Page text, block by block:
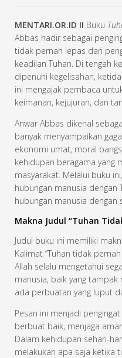
MENTARI.OR.ID II Buku
Abbas hadir sebagai
tidak pernah lepas dari
keadilan Tuhan. Di tengah
dipenuhi kegelisahan,
ini mengajak pembaca
keimanan, kejujuran, dan
Anwar Abbas dikenal
banyak menyampaikan
ekonomi umat, moral
kehidupan beragama yang
masyarakat. Melalui buku
hubungan manusia dengan
hubungan manusia dengan
Makna Judul “Tuhan
Judul buku ini memiliki
Kalimat “Tuhan tidak
Allah selalu mengetahui
manusia, baik yang tampak
ada perbuatan yang luput
Pesan ini menjadi
berbuat baik, menjaga
Dalam kehidupan sehari-
melakukan apa saja ketika